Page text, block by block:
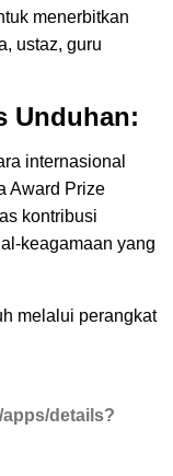
menerbitkan
ustaz, guru
Unduhan:
internasional
Award Prize
kontribusi
keagamaan yang
melalui perangkat
details?